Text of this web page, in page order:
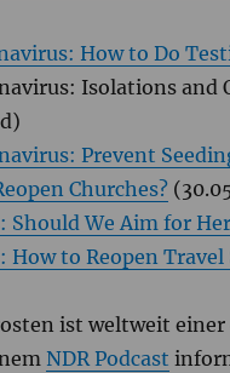
How to Do
Isolations and
Prevent
Churches?
Should We Aim for
How to Reopen Travel
ist weltweit einer
NDR Podcast